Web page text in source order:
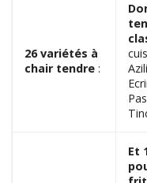
26 variétés à
chair tendre:
Et